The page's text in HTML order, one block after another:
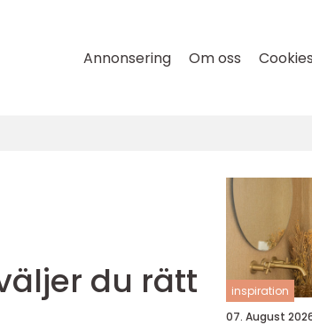
Annonsering Om oss Cookies
du rätt
inspiration
07. August